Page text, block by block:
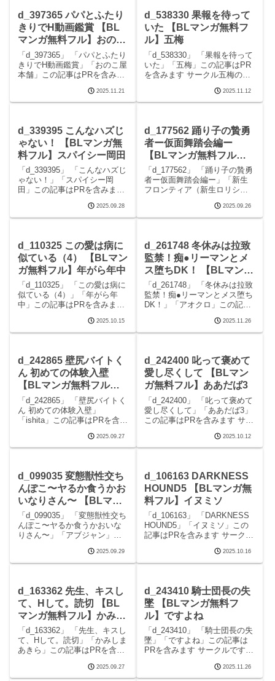
が、発情したΩだったなん
て！？ 後編
ン背徳、なれど世界はただた
だ甘く
d_397365 パパとふたり
きりでH動画鑑賞 【BL
マンガ無料フル】おのこ
屋本舗
「d_397365」 「パパとふたり
きりでH動画鑑賞」「おのこ屋
本舗」この記事はPRを含みま
ロマンガです。 続きを読む
d_397365 パパとふたりきりで
パとふたりきりでH動画鑑賞
画
2025.11.21
d_538330 果報を待って
いた 【BLマンガ無料フ
ル】五梅
「d_538330」 「果報を待って
いた」「五梅」この記事はPR
を含みます サークル五梅のエ
d_538330 果報を待っていたの
見どころシーン果報を待って
画像2果報を待っていた 画像3
2025.11.12
d_339395 こんなハズじ
ゃない！ 【BLマンガ無
料フル】スパイシー岡田
「d_339395」 「こんなハズじ
ゃない！」「スパイシー岡
田」この記事はPRを含みます
ロマンガです。 続きを読む
d_339395 こんなハズじゃな
ハズじゃない！ 画像1こんなハ
ズじゃな
2025.09.28
d_177562 踊り子の贄勇
者ー仮面舞踏会編ー
【BLマンガ無料フル】
新生フロンティア（新生
ロリショタ）
「d_177562」 「踊り子の贄勇
者ー仮面舞踏会編ー」「新生
フロンティア（新生ロリショ
す サークル新生フロンティア
（新生ロリショタ）のエロマ
d_177562 踊り子の贄勇者ー仮
面舞踏会編ー
2025.09.26
d_110325 この愛は病に
似ている（4） 【BLマン
ガ無料フル】年がら年中
「d_110325」 「この愛は病に
似ている（4）」「年がら年
中」この記事はPRを含みます
ンガです。 続きを読む
d_110325 この愛は病に似てい
愛は病に似ている（4） 画像1
この愛
2025.10.15
d_261748 冬休みは拉致
監禁！痴●リーマンとメ
ス堕ちDK！ 【BLマンガ
無料フル】アオクロ
「d_261748」 「冬休みは拉致
監禁！痴●リーマンとメス堕ち
DK！」「アオクロ」この記事
クロのエロマンガです。 続き
を読むd_261748 冬休みは拉致
DK！の見どころシーン冬休
2025.11.26
d_242865 壁尻バイトく
ん 初めての体験入壁
【BLマンガ無料フル】
ishita
「d_242865」 「壁尻バイトく
ん 初めての体験入壁」
「ishita」この記事はPRを含み
ガです。 続きを読むd_242865
壁尻バイトくん 初めての体験
イトくん 初めての
2025.09.27
d_242400 叱って褒めて
愛し尽くして 【BLマン
ガ無料フル】ああだば3
「d_242400」 「叱って褒めて
愛し尽くして」「ああだば3」
この記事はPRを含みます サー
す。 続きを読むd_242400 叱
って褒めて愛し尽くしての見
2025.10.12
d_099035 変態獣性交ち
んぽこ〜ヤるか食うかお
いなりさん〜 【BLマン
ガ無料フル】アブジャン
「d_099035」 「変態獣性交ち
んぽこ〜ヤるか食うかおいな
りさん〜」「アブジャン」こ
ルアブジャンのエロマンガで
す。 続きを読むd_099035 変
うかおいなりさん〜の見どこ
ろシーン
2025.09.29
d_106163 DARKNESS
HOUND5 【BLマンガ無
料フル】イヌミソ
「d_106163」 「DARKNESS
HOUND5」「イヌミソ」この
記事はPRを含みます サークル
続きを読むd_106163
DARKNESS HOUND5の見ど
HOUND5 画像
2025.10.16
d_163362 先生、キスし
て、Hして。読切 【BL
マンガ無料フル】かみし
まあきら
「d_163362」 「先生、キスし
て、Hして。読切」「かみしま
あきら」この記事はPRを含み
のエロマンガです。 続きを読
2025.09.27
d_243410 騎士団長の失
墜 【BLマンガ無料フ
ル】ですよね
「d_243410」 「騎士団長の失
墜」「ですよね」この記事は
PRを含みます サークルですよ
読むd_243410 騎士団長の失墜
2025.11.26